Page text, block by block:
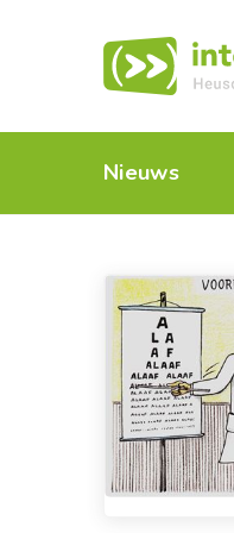
Nieuws